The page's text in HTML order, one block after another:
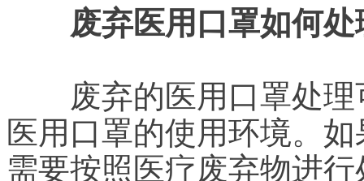
废弃医用口罩如何处
废弃的医用口罩处理
医用口罩的使用环境。
需要按照医疗废弃物进